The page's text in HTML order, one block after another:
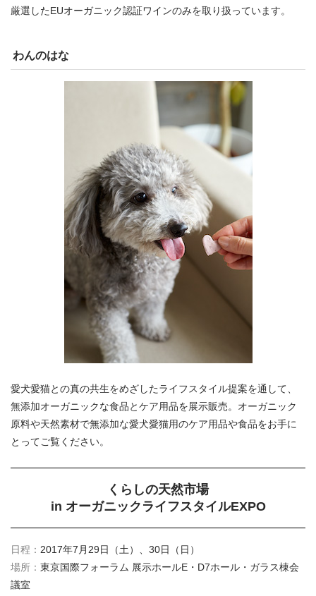
厳選したEUオーガニック認証ワインのみを取り扱っています。
わんのはな
愛犬愛猫との真の共生をめざしたライフスタイル提案を通して、
無添加オーガニックな食品とケア用品を展示販売。オーガニック
原料や天然素材で無添加な愛犬愛猫用のケア用品や食品をお手に
とってご覧ください。
くらしの天然市場
in オーガニックライフスタイルEXPO
日程： 2017年7月29日（土）、30日（日）
場所： 東京国際フォーラム 展示ホールE・D7ホール・ガラス棟会
議室